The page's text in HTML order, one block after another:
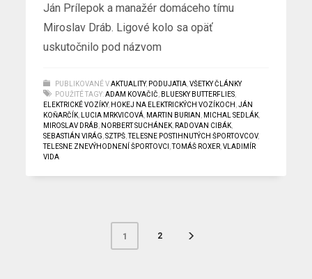
Ján Prílepok a manažér domáceho tímu
Miroslav Dráb. Ligové kolo sa opäť
uskutočnilo pod názvom
PUBLIKOVANÉ V AKTUALITY, PODUJATIA ,VŠETKY ČLÁNKY
POUŽITÉ TAGY: ADAM KOVAČIČ BLUESKY BUTTERFLIES
ELEKTRICKÉ VOZÍKY, HOKEJ NA ELEKTRICKÝCH VOZÍKOCH ,JÁN
KOŇARČÍK
LUCIA MRKVICOVÁ MARTIN BURIAN MICHAL SEDLÁK
MIROSLAV DRÁB
NORBERT SUCHÁNEK RADOVAN CIBÁK
SEBASTIÁN VIRÁG ,SZTPŠ ,TELESNE POSTIHNUTÝCH ŠPORTOVCOV,
TELESNE ZNEVÝHODNENÍ ŠPORTOVCI ,TOMÁŠ ROXER ,VLADIMÍR
VIDA
1 2